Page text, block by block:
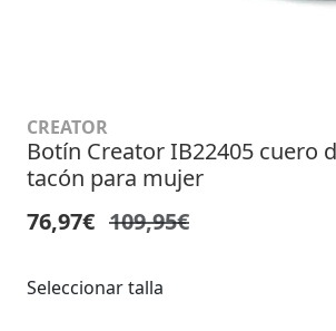
CREATOR
Botín Creator IB22405 cuero
tacón para mujer
76,97€ 109,95€
Seleccionar talla